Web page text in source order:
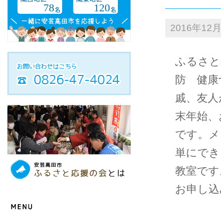
78
120
2016年12
ふるさ
防 健康
戚、友
末年始
です。
単にで
教室で
お申し